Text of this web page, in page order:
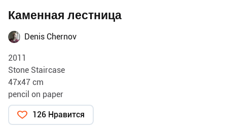
Каменная лестница
Denis Chernov
2011
Stone Staircase
47x47 cm
pencil on paper
126 Нравится